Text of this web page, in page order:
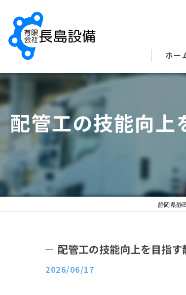
ホー
配管工の技能向上
静岡県静
配管工の技能向上を目指
2026/06/17